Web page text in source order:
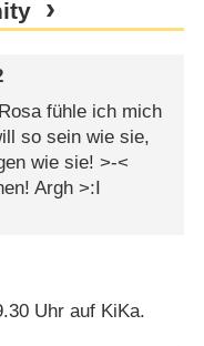
fühle ich mich
so sein wie sie,
wie sie! >-<
Argh >:I
Uhr auf KiKa.